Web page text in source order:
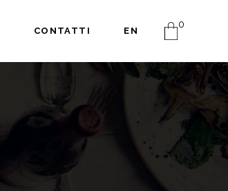
CONTATTI EN
0